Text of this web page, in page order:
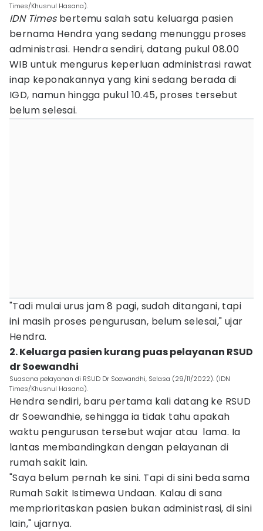
Times/Khusnul Hasana).
IDN Timesbertemu salah satu keluarga pasien
bernama Hendra yang sedang menunggu proses
administrasi. Hendra sendiri, datang pukul 08.00
WIB untuk mengurus keperluan administrasi rawat
inap keponakannya yang kini sedang berada di
IGD, namun hingga pukul 10.45, proses tersebut
belum selesai.
"Tadi mulai urus jam 8 pagi, sudah ditangani, tapi
ini masih proses pengurusan, belum selesai," ujar
Hendra.
2. Keluarga pasien kurang puas pelayanan RSUD
dr Soewandhi
Suasana pelayanan di RSUD Dr Soewandhi, Selasa (29/11/2022). (IDN
Times/Khusnul Hasana).
Hendra sendiri, baru pertama kali datang ke RSUD
dr Soewandhie, sehingga ia tidak tahu apakah
waktu pengurusan tersebut wajar atau lama. Ia
lantas membandingkan dengan pelayanan di
rumah sakit lain.
"Saya belum pernah ke sini. Tapi di sini beda sama
Rumah Sakit Istimewa Undaan. Kalau di sana
memprioritaskan pasien bukan administrasi, di sini
lain," ujarnya.